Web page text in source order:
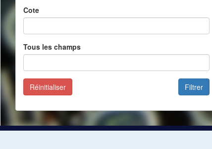
Cote
Tous les champs
Filtrer
Réinitialiser